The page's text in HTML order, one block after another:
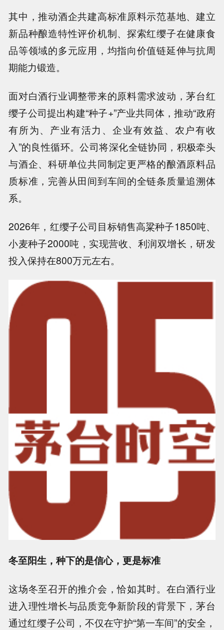
其中，推动酒企共建高标准原料示范基地、建立
新品种酿造特性评价机制、探索红缨子在健康食
品等领域的多元应用，均指向价值链延伸与抗周
期能力锻造。
面对白酒行业调整带来的原料需求波动，茅台红
缨子公司提出构建“种子+”产业共同体，推动“政府
有所为、产业有活力、企业有效益、农户有收
入”的良性循环。公司将深化全链协同，积极牵头
与酒企、科研单位共同制定更严格的酿酒原料品
质标准，完善从田间到车间的全链条质量追溯体
系。
2026年，红缨子公司目标销售高粱种子1850吨、
小麦种子2000吨，实现营收、利润双增长，研发
投入保持在800万元左右。
冬至阳生，种下的是信心，更是标准
这场冬至召开的推介会，恰如其时。在白酒行业
进入理性增长与品质竞争新阶段的背景下，茅台
通过红缨子公司，不仅在守护“第一车间”的安全，